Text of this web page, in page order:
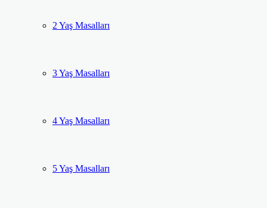
2 Yaş Masalları
3 Yaş Masalları
4 Yaş Masalları
5 Yaş Masalları